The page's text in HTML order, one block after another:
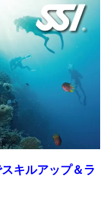
キルアップ＆ラ